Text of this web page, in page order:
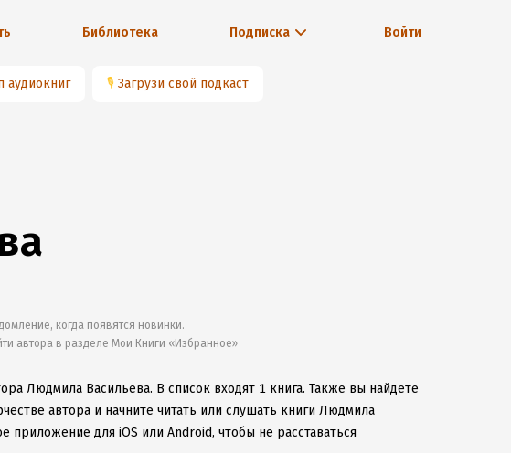
Библиотека Подписка Войти
аудиокниг 🎙 Загрузи свой подкаст
когда появятся новинки.
автора в разделе Мои Книги «Избранное»
Людмила Васильева. В список входят 1 книга. Также вы найдете
автора и начните читать или слушать книги Людмила
приложение для iOS или Android, чтобы не расставаться